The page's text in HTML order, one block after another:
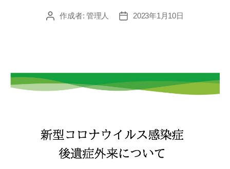
投
作成者: 管理人
投
2023年1月10日